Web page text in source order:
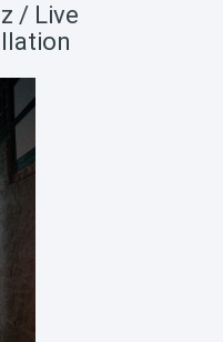
/ Live